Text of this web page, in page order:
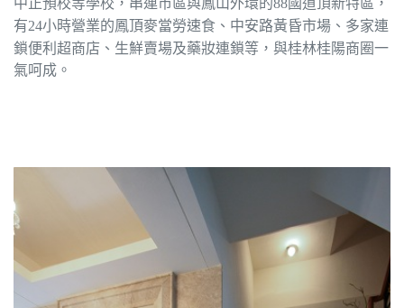
有24小時營業的鳳頂麥當勞速食、中安路黃昏市場、多家連
鎖便利超商店、生鮮賣場及藥妝連鎖等，與桂林桂陽商圈一
氣呵成。